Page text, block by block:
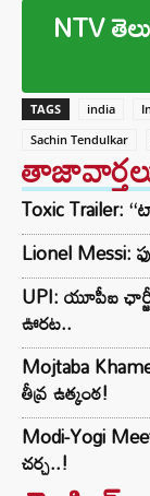
NTV
TAGS india
Sachin Tendulkar
Toxic Trailer:
Lionel Messi:
UPI: యూపీఐ
ఊరట..
Mojtaba
తీవ్ర ఉత్కంఠ!
Modi-Yogi
చర్చ..!